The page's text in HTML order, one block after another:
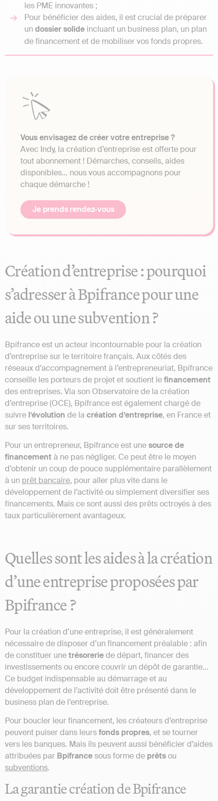
les PME innovantes ;
Pour bénéficier des aides, il est crucial de préparer
un dossiersolide incluant un business plan, un plan
de financement et de mobiliser vos fonds propres.
Vous envisagez de créer votre entreprise ?
Avec Indy, la création d’entreprise est offerte pour
tout abonnement ! Démarches, conseils, aides
disponibles… nous vous accompagnons pour
chaque démarche !
Je prends rendez-vous
Création d’entreprise : pourquoi
s’adresser à Bpifrance pour une
aide ou une subvention ?
Bpifrance est un acteur incontournable pour la création
d’entreprise sur le territoire français. Aux côtés des
réseaux d’accompagnement à l’entrepreneuriat, Bpifrance
conseille les porteurs de projet et soutient lefinancement
des entreprises. Via son Observatoire de la création
d’entreprise (OCE), Bpifrance est également chargé de
suivre l’évolution de la création d’entreprise, en France et
sur ses territoires.
Pour un entrepreneur, Bpifrance est unesource de
financementà ne pas négliger. Ce peut être le moyen
d’obtenir un coup de pouce supplémentaire parallèlement
à un prêt bancaire, pour aller plus vite dans le
développement de l’activité ou simplement diversifier ses
financements. Mais ce sont aussi des prêts octroyés à des
taux particulièrement avantageux.
Quelles sont les aides à la création
d’une entreprise proposées par
Bpifrance ?
Pour la création d’une entreprise, il est généralement
nécessaire de disposer d’un financement préalable : afin
de constituer unetrésoreriede départ, financer des
investissements ou encore couvrir un dépôt de garantie…
Ce budget indispensable au démarrage et au
développement de l’activité doit être présenté dans le
business plan de l’entreprise.
Pour boucler leur financement, les créateurs d’entreprise
peuvent puiser dans leursfonds propres, et se tourner
vers les banques. Mais ils peuvent aussi bénéficier d’aides
attribuées par Bpifrancesous forme de prêtsou
subventions.
La garantie création de Bpifrance